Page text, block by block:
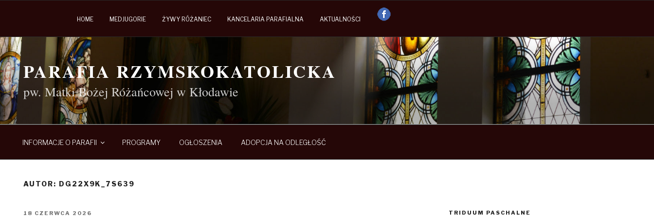
HOME MEDJUGORIE ŻYWY RÓŻANIEC KANCELARIA PARAFIALNA AKTUALNOŚCI
Przejdź
do
treści PARAFIA RZYMSKOKATOLICKA
pw. Matki Bożej Różańcowej w Kłodawie
INFORMACJE O PARAFII PROGRAMY OGŁOSZENIA ADOPCJA NA ODLEGŁOŚĆ
AUTOR: DG22X9K_7S639
OPUBLIKOWANE
18 CZERWCA 2026 TRIDUUM PASCHALNE